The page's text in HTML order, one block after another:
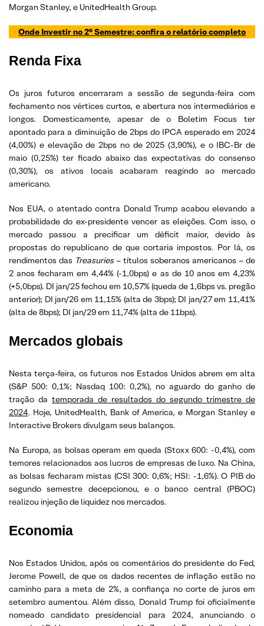
Morgan Stanley, e UnitedHealth Group.
Onde Investir no 2° Semestre: confira o relatório completo
Renda Fixa
Os juros futuros encerraram a sessão de segunda-feira com
fechamento nos vértices curtos, e abertura nos intermediários e
longos. Domesticamente, apesar de o Boletim Focus ter
apontado para a diminuição de 2bps do IPCA esperado em 2024
(4,00%) e elevação de 2bps no de 2025 (3,90%), e o IBC-Br de
maio (0,25%) ter ficado abaixo das expectativas do consenso
(0,30%), os ativos locais acabaram reagindo ao mercado
americano.
Nos EUA, o atentado contra Donald Trump acabou elevando a
probabilidade do ex-presidente vencer as eleições. Com isso, o
mercado passou a precificar um déficit maior, devido às
propostas do republicano de que cortaria impostos. Por lá, os
rendimentos das Treasuries– títulos soberanos americanos – de
2 anos fecharam em 4,44% (-1,0bps) e as de 10 anos em 4,23%
(+5,0bps). DI jan/25 fechou em 10,57% (queda de 1,6bps vs. pregão
anterior); DI jan/26 em 11,15% (alta de 3bps); DI jan/27 em 11,41%
(alta de 8bps); DI jan/29 em 11,74% (alta de 11bps).
Mercados globais
Nesta terça-feira, os futuros nos Estados Unidos abrem em alta
(S&P 500: 0,1%; Nasdaq 100: 0,2%), no aguardo do ganho de
tração da temporada de resultados do segundo trimestre de
2024. Hoje, UnitedHealth, Bank of America, e Morgan Stanley e
Interactive Brokers divulgam seus balanços.
Na Europa, as bolsas operam em queda (Stoxx 600: -0,4%), com
temores relacionados aos lucros de empresas de luxo. Na China,
as bolsas fecharam mistas (CSI 300: 0,6%; HSI: -1,6%). O PIB do
segundo semestre decepcionou, e o banco central (PBOC)
realizou injeção de liquidez nos mercados.
Economia
Nos Estados Unidos, após os comentários do presidente do Fed,
Jerome Powell, de que os dados recentes de inflação estão no
caminho para a meta de 2%, a confiança no corte de juros em
setembro aumentou. Além disso, Donald Trump foi oficialmente
nomeado candidato presidencial para 2024, anunciando o